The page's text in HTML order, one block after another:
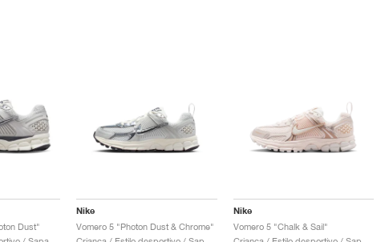
Dust"
Nike
Vomero 5 "Photon Dust & Chrome"
Nike
Vomero 5 "Chalk & Sail"